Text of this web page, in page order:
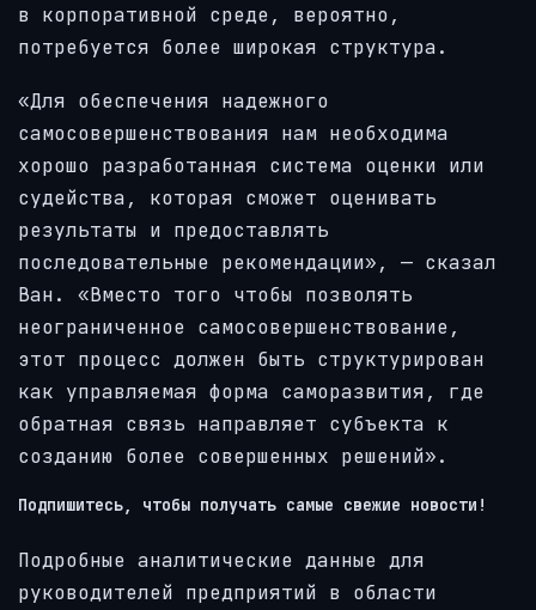
в корпоративной среде, вероятно,
потребуется более широкая структура.
«Для обеспечения надежного
самосовершенствования нам необходима
хорошо разработанная система оценки или
судейства, которая сможет оценивать
результаты и предоставлять
последовательные рекомендации», — сказал
Ван. «Вместо того чтобы позволять
неограниченное самосовершенствование,
этот процесс должен быть структурирован
как управляемая форма саморазвития, где
обратная связь направляет субъекта к
созданию более совершенных решений».
Подпишитесь, чтобы получать самые свежие новости!
Подробные аналитические данные для
руководителей предприятий в области